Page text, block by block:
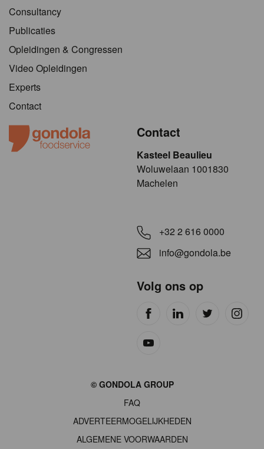
Consultancy
Publicaties
Opleidingen & Congressen
Video Opleidingen
Experts
Contact
Contact
Kasteel Beaulieu
​​​Woluwelaan 1001830
Machelen
+32 2 616 0000
info@gondola.be
Volg ons op
© GONDOLA GROUP
FAQ
ADVERTEERMOGELIJKHEDEN
ALGEMENE VOORWAARDEN